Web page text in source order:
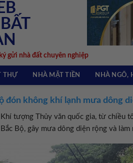
gửi nhà đất chuyên nghiệp
THỰ NHÀ MẶT TIỀN NHÀ NGÕ,
đón không khí lạnh mưa dông
Khí tượng Thủy văn quốc gia, từ
Bộ, gây mưa dông diện rộng và làm